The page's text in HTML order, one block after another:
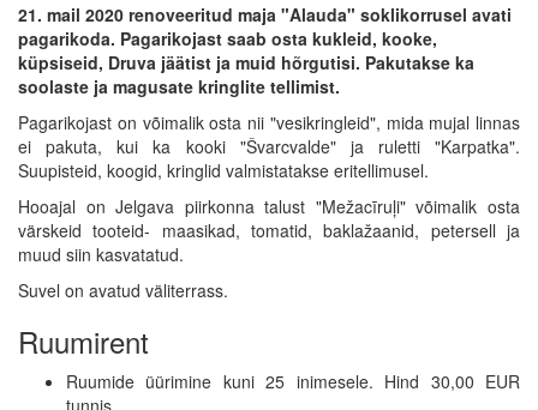
21. mail 2020 renoveeritud maja "Alauda" soklikorrusel avati
pagarikoda. Pagarikojast saab osta kukleid, kooke,
küpsiseid, Druva jäätist ja muid hõrgutisi. Pakutakse ka
soolaste ja magusate kringlite tellimist.
Pagarikojast on võimalik osta nii "vesikringleid", mida mujal linnas
ei pakuta, kui ka kooki "Švarcvalde" ja ruletti "Karpatka".
Suupisteid, koogid, kringlid valmistatakse eritellimusel.
Hooajal on Jelgava piirkonna talust "Mežacīruļi" võimalik osta
värskeid tooteid- maasikad, tomatid, baklažaanid, petersell ja
muud siin kasvatatud.
Suvel on avatud väliterrass.
Ruumirent
Ruumide üürimine kuni 25 inimesele. Hind 30,00 EUR
tunnis.